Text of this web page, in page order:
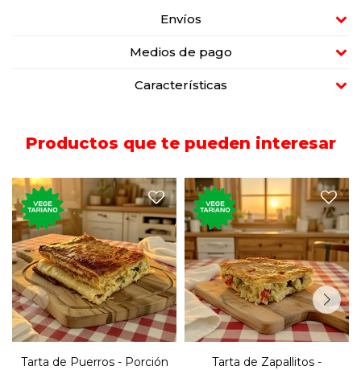
Envíos
Medios de pago
Características
Productos que te pueden interesar
Porción de tarta rellena de
puerro, cebolla y morrón.
Tarta de Puerros - Porción
Porción de tarta rellena con
zapallitos, cebolla y morrón.
Tarta de Zapallitos -